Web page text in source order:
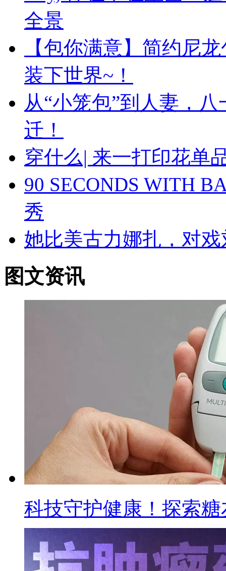
全景
【包你满意】简约尼
装下世界~！
从“小笼包”到人妻，
迁！
穿什么| 来一打印花单
90 SECONDS WITH
秀
她比美古力娜扎，对
图文资讯
科技守护健康！探索